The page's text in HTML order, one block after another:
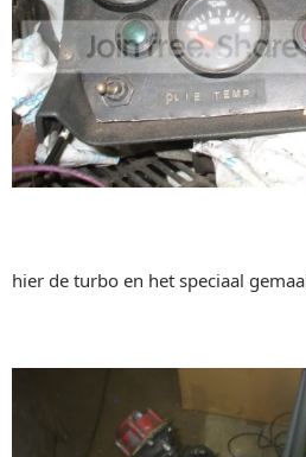
hier de turbo en het speciaal